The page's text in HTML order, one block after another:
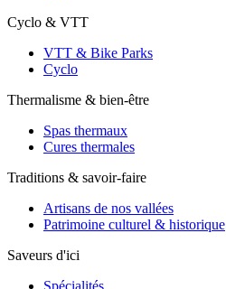
Cyclo & VTT
VTT & Bike Parks
Cyclo
Thermalisme & bien-être
Spas thermaux
Cures thermales
Traditions & savoir-faire
Artisans de nos vallées
Patrimoine culturel & historique
Saveurs d'ici
Spécialités